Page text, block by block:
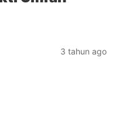
3 tahun ago